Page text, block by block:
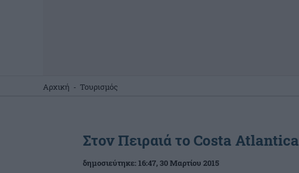
Αρχική - Τουρισμός
Στον Πειραιά το Costa Atlantica
δημοσιεύτηκε:16:47, 30 Μαρτίου 2015